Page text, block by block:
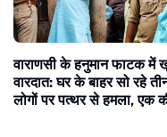
वाराणसी के हनुमान फाटक में
वारदात: घर के बाहर सो रहे
लोगों पर पत्थर से हमला, एक